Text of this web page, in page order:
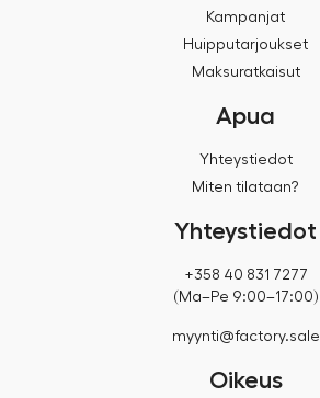
Kampanjat
Huipputarjoukset
Maksuratkaisut
Apua
Yhteystiedot
Miten tilataan?
Yhteystiedot
+358 40 831 7277
(Ma–Pe 9:00–17:00)
myynti@factory.sale
Oikeus